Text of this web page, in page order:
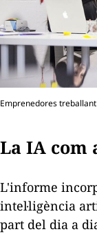
Emprenedores
La IA com
L'informe
intel·ligència
part del dia a